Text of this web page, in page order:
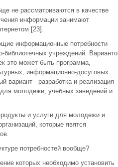
не рассматриваются в качестве
информации занимают
[23].
информационные потребности
библиотечных учреждений.
это может быть программа,
информационно-досуговых
вариант - разработка и реализация
молодежи, учебных заведений и
и услуги для молодежи и
которые явятся
потребностей вообще?
которых необходимо установить